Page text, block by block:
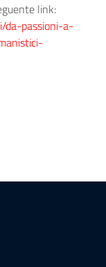
link:
da-passioni-a-